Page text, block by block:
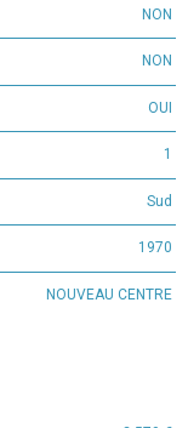
NON
NON
OUI
1
Sud
1970
NOUVEAU CENTRE